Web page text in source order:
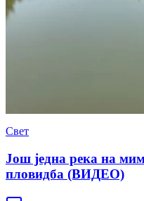
Свет
Још једна река на
пловидба (ВИДЕО)